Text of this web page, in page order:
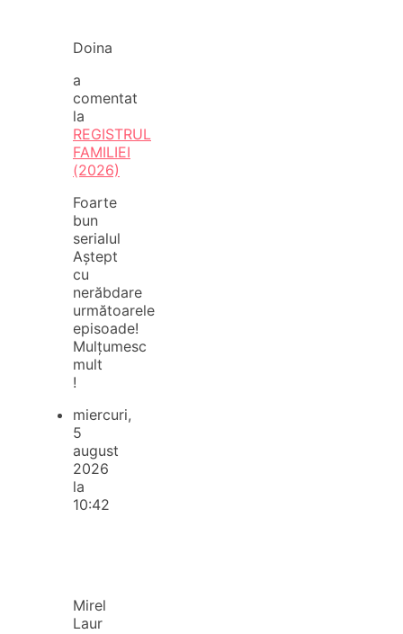
Doina
a
comentat
la
REGISTRUL
FAMILIEI
(2026)
Foarte
bun
serialul
Aștept
cu
nerăbdare
următoarele
episoade!
Mulțumesc
mult
!
miercuri,
5
august
2026
la
10:42
Mirel
Laur